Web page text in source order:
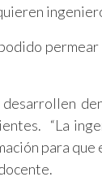
“La
para